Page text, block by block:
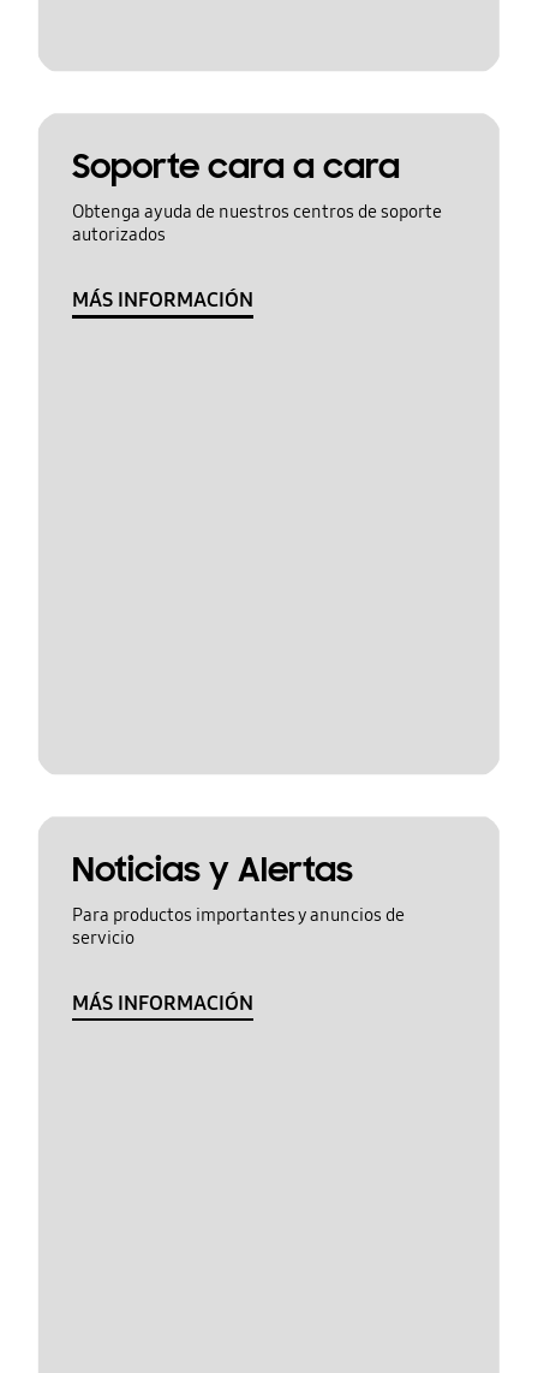
Soporte cara a cara
Obtenga ayuda de nuestros centros de soporte
autorizados
MÁS INFORMACIÓN
Noticias y Alertas
Para productos importantes y anuncios de
servicio
MÁS INFORMACIÓN